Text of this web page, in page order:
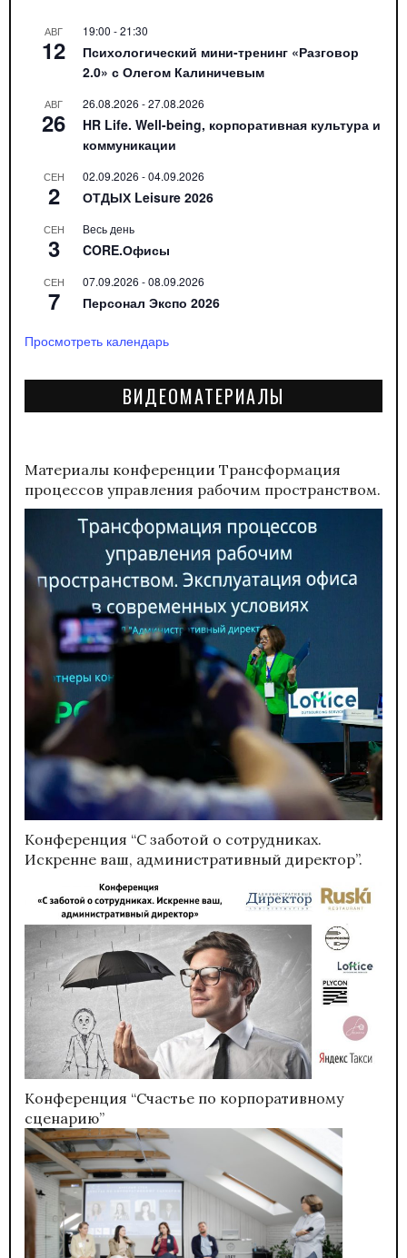
АВГ
12
19:00 -21:30
Психологический мини-тренинг «Разговор
2.0» с Олегом Калиничевым
АВГ
26
26.08.2026 -27.08.2026
HR Life. Well-being, корпоративная культура и
коммуникации
СЕН
2
02.09.2026 -04.09.2026
ОТДЫХ Leisure 2026
СЕН
3
Весь день
CORE.Офисы
СЕН
7
07.09.2026 -08.09.2026
Персонал Экспо 2026
Просмотреть календарь
ВИДЕОМАТЕРИАЛЫ
Материалы конференции Трансформация
процессов управления рабочим пространством.
Конференция “С заботой о сотрудниках.
Искренне ваш, административный директор”.
Конференция “Счастье по корпоративному
сценарию”